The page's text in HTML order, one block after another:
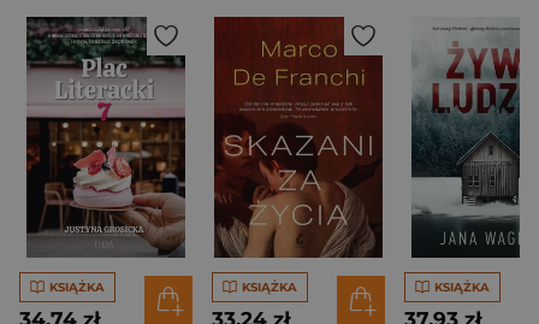
KSIĄŻKA
34,74 zł
KSIĄŻKA
33,24 zł
KSIĄŻKA
37,93 zł